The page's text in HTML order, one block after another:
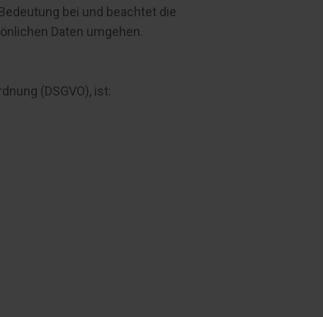
bei und beachtet die
Daten umgehen.
(DSGVO), ist: